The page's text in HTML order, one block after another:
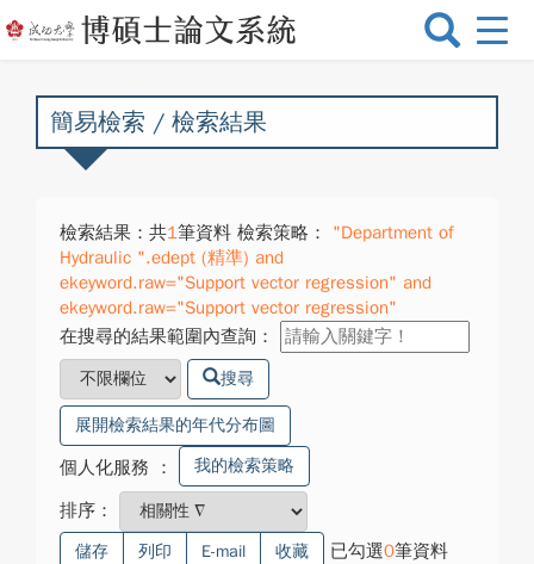
選
換
簡易檢索 / 檢索結果
檢索結果：共1筆資料 檢索策略：
"Department of
Hydraulic ".edept (精準) and
ekeyword.raw="Support vector regression" and
ekeyword.raw="Support vector regression"
在搜尋的結果範圍內查詢：
搜尋
展開檢索結果的年代分布圖
個人化服務 ： 我的檢索策略
排序：
儲存 列印 E-mail 收藏 已勾選0筆資料